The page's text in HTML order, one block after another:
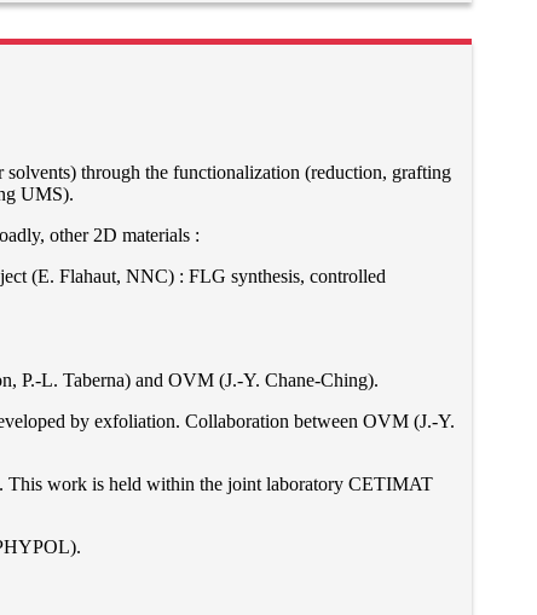
through the functionalization (reduction, grafting
UMS).
other 2D materials :
(E. Flahaut, NNC) : FLG synthesis, controlled
P.-L. Taberna) and OVM (J.-Y. Chane-Ching).
by exfoliation. Collaboration between OVM (J.-Y.
This work is held within the joint laboratory CETIMAT